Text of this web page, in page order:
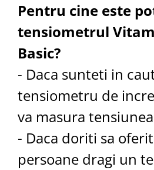
Pentru cine este
tensiometrul
Basic?
- Daca sunteti in
tensiometru de
va masura
- Daca doriti sa
persoane dragi un